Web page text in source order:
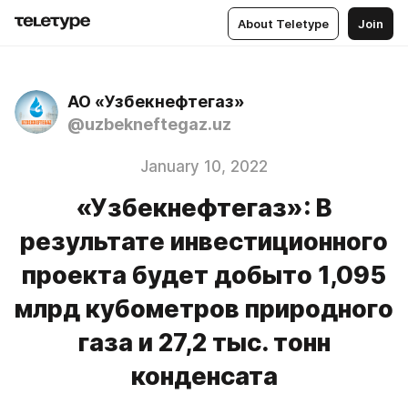
About Teletype Join
АО «Узбекнефтегаз»
@uzbekneftegaz.uz
January 10, 2022
«Узбекнефтегаз»: В
результате инвестиционного
проекта будет добыто 1,095
млрд кубометров природного
газа и 27,2 тыс. тонн
конденсата